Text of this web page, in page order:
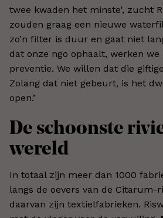
twee kwaden het minste', zucht
zouden graag een nieuwe
zo’n filter is duur en gaat niet
dat onze ngo ophaalt, werken we
preventie. We willen dat die
Zolang dat niet gebeurt, is het
open.’
De schoonste
wereld
In totaal zijn meer dan 1000
langs de oevers van de Citarum-
daarvan zijn textielfabrieken.